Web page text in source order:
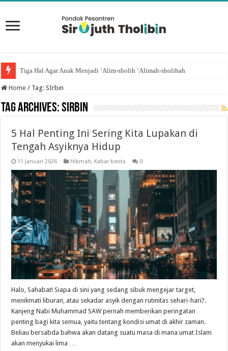
Tiga Hal Agar Anak Menjadi ‘Alim-sholih ‘Alimah-sholihah
Home / Tag:SIrbin
Tag Archives:SIrbin
5 Hal Penting Ini Sering Kita Lupakan di
Tengah Asyiknya Hidup
11 Januari 2026 Hikmah, Kabar berita 0
Halo, Sahabat! Siapa di sini yang sedang sibuk mengejar target,
menikmati liburan, atau sekadar asyik dengan rutinitas sehari-hari?.
Kanjeng Nabi Muhammad SAW pernah memberikan peringatan
penting bagi kita semua, yaitu tentang kondisi umat di akhir zaman.
Beliau bersabda bahwa akan datang suatu masa di mana umat Islam
akan menyukai lima …